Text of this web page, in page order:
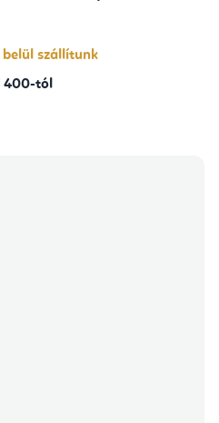
szállítunk
400-tól